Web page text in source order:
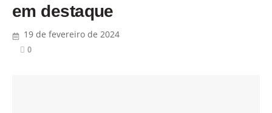
em destaque
19 de fevereiro de 2024
0